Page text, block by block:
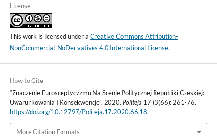
License
This work is licensed under a Creative Commons Attribution-
NonCommercial-NoDerivatives 4.0 International License.
How to Cite
“Znaczenie Eurosceptycyzmu Na Scenie Politycznej Republiki Czeskiej:
Uwarunkowania I Konsekwencje”. 2020. Politeja 17 (3(66): 261-76.
https://doi.org/10.12797/Politeja.17.2020.66.18.
More Citation Formats